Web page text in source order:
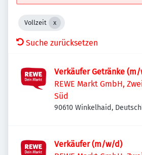
Vollzeit
Suche zurücksetzen
Verkäufer Getränke
REWE Markt GmbH,
Süd
90610 Winkelhaid,
Verkäufer (m/w/d)